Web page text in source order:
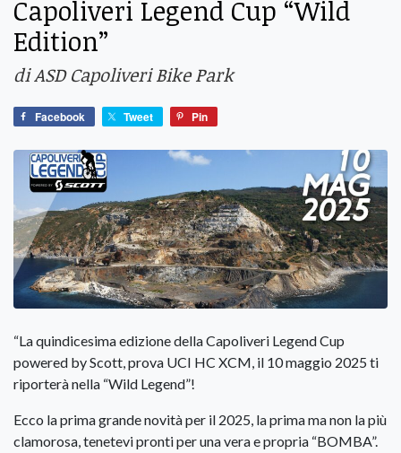
Capoliveri Legend Cup “Wild
Edition”
di ASD Capoliveri Bike Park
Facebook Tweet Pin
“La quindicesima edizione della Capoliveri Legend Cup
powered by Scott, prova UCI HC XCM, il 10 maggio 2025 ti
riporterà nella “Wild Legend”!
Ecco la prima grande novità per il 2025, la prima ma non la più
clamorosa, tenetevi pronti per una vera e propria “BOMBA”.